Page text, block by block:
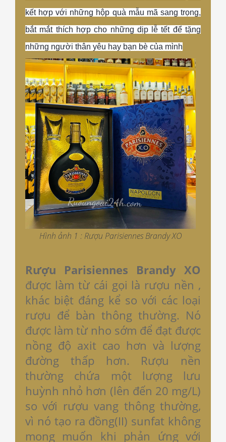
kết hợp với những hộp quà mẫu mã sang trọng,
bắt mắt thích hợp cho những dịp lễ tết để tặng
những người thân yêu hay bạn bè của mình
Hình ảnh 1 : Rượu Parisiennes Brandy XO
Rượu Parisiennes Brandy XO
được làm từ cái gọi là rượu nền ,
khác biệt đáng kể so với các loại
rượu để bàn thông thường. Nó
được làm từ nho sớm để đạt được
nồng độ axit cao hơn và lượng
đường thấp hơn. Rượu nền
thường chứa một lượng lưu
huỳnh nhỏ hơn (lên đến 20 mg/L)
so với rượu vang thông thường,
vì nó tạo ra đồng(II) sunfat không
mong muốn khi phản ứng với